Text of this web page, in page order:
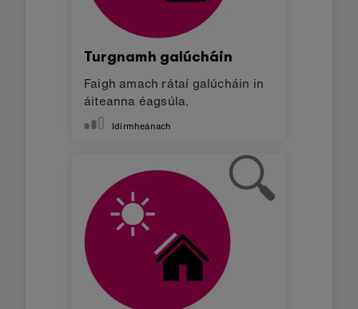
Turgnamh galúcháin
Faigh amach rátaí galúcháin in
áiteanna éagsúla.
Idirmheánach